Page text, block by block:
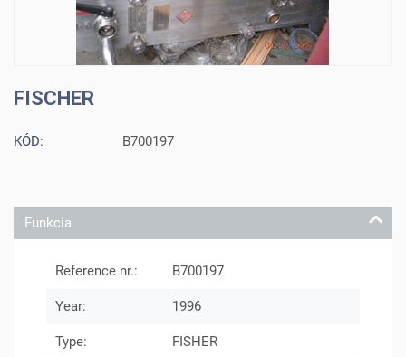
FISCHER
KÓD: B700197
Funkcia
Reference nr.: B700197
Year: 1996
Type: FISHER